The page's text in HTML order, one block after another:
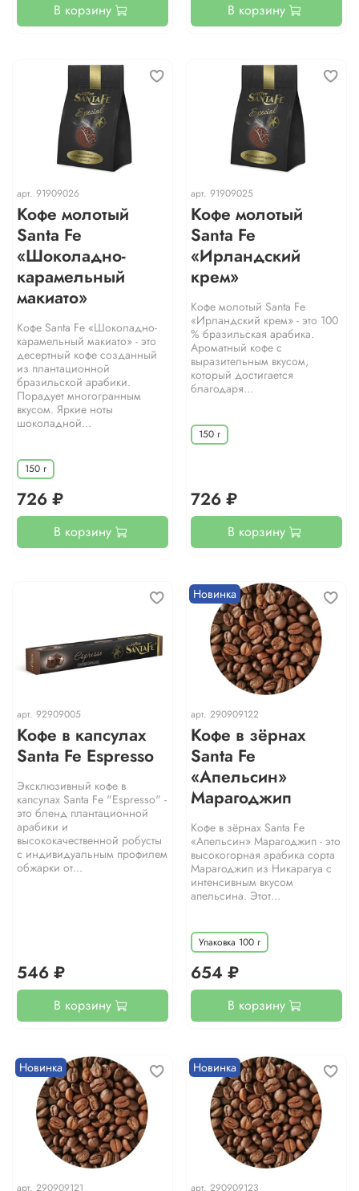
В корзину В корзину
арт. 91909026
Кофе молотый
Santa Fe
«Шоколадно-
карамельный
макиато»
Кофе Santa Fe «Шоколадно-
карамельный макиато» - это
десертный кофе созданный
из плантационной
бразильской арабики.
Порадует многогранным
вкусом. Яркие ноты
шоколадной...
150 г
726 ₽
В корзину
арт. 91909025
Кофе молотый
Santa Fe
«Ирландский
крем»
Кофе молотый Santa Fe
«Ирландский крем» - это 100
% бразильская арабика.
Ароматный кофе с
выразительным вкусом,
который достигается
благодаря...
150 г
726 ₽
В корзину
арт. 92909005
Кофе в капсулах
Santa Fe Espresso
Эксклюзивный кофе в
капсулах Santa Fe "Espresso" -
это бленд плантационной
арабики и
высококачественной робусты
с индивидуальным профилем
обжарки от...
546 ₽
В корзину
Новинка
арт. 290909122
Кофе в зёрнах
Santa Fe
«Апельсин»
Марагоджип
Кофе в зёрнах Santa Fe
«Апельсин» Марагоджип - это
высокогорная арабика сорта
Марагоджип из Никарагуа с
интенсивным вкусом
апельсина. Этот...
Упаковка 100 г
654 ₽
В корзину
Новинка
арт. 290909121
Новинка
арт. 290909123